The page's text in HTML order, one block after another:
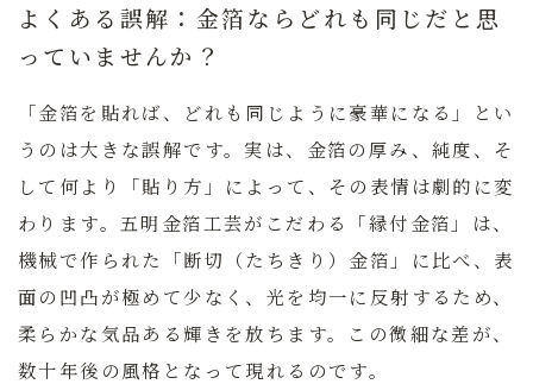
よくある誤解：金箔ならどれも同じだと思
っていませんか？
「金箔を貼れば、どれも同じように豪華になる」とい
うのは大きな誤解です。実は、金箔の厚み、純度、そ
して何より「貼り方」によって、その表情は劇的に変
わります。 五明金箔工芸がこだわる「縁付金箔」は、
機械で作られた「断切（たちきり）金箔」に比べ、表
面の凹凸が極めて少なく、光を均一に反射するため、
柔らかな気品ある輝きを放ちます。
この微細な差が、
数十年後の風格となって現れるのです。